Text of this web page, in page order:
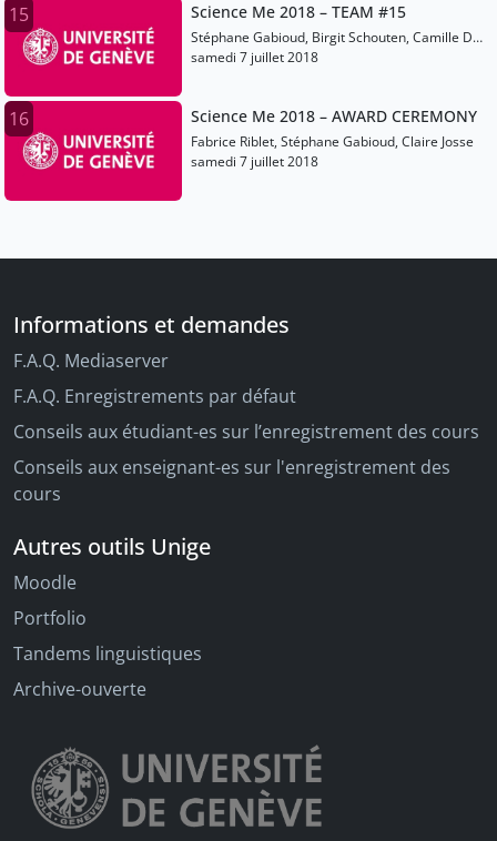
15 Science Me 2018 – TEAM #15
Stéphane Gabioud, Birgit Schouten, Camille De
Valk
samedi 7 juillet 2018
16 Science Me 2018 – AWARD CEREMONY
Fabrice Riblet, Stéphane Gabioud, Claire Josse
samedi 7 juillet 2018
Informations et demandes
F.A.Q. Mediaserver
F.A.Q. Enregistrements par défaut
Conseils aux étudiant-es sur l’enregistrement des cours
Conseils aux enseignant-es sur l'enregistrement des
cours
Autres outils Unige
Moodle
Portfolio
Tandems linguistiques
Archive-ouverte